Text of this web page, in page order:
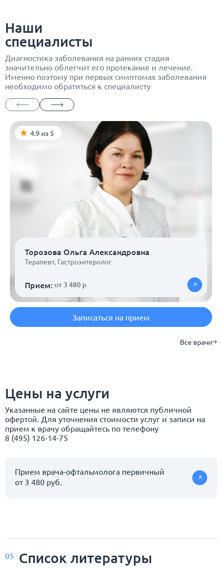
Наши
специалисты
Диагностика заболевания на ранних стадия
значительно облегчит его протекание и лечение.
Именно поэтому при первых симптомах заболевания
необходимо обратиться к специалисту
4.9 из 5
Торозова Ольга Александровна
Терапевт, Гастроэнтеролог
Прием: от 3 480 р
Записаться на прием
Все врачи
Цены на услуги
Указанные на сайте цены не являются публичной
офертой. Для уточнения стоимости услуг и записи на
прием к врачу обращайтесь по телефону
8 (495) 126-14-75
Прием врача-офтальмолога первичный
от 3 480 руб.
05 Список литературы